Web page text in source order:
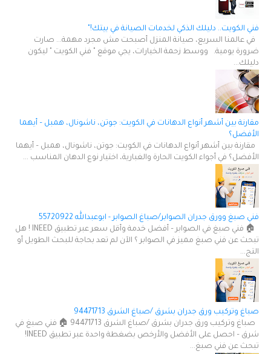
فني الكويت.. دليلك الذكي لخدمات الصيانة في بيتك!"
في عالمنا السريع، صيانة المنزل أصبحت مش مجرد مهمة... صارت
ضرورة يومية. ووسط زحمة الخيارات، يجي موقع " فني الكويت " ليكون
دليلك...
مقارنة بين أشهر أنواع الدهانات في الكويت: جوتن، ناشونال، همبل – أيهما
الأفضل؟
مقارنة بين أشهر أنواع الدهانات في الكويت: جوتن، ناشونال، همبل – أيهما
الأفضل؟ في أجواء الكويت الحارة والغبارية، اختيار نوع الدهان المناسب ...
فني صبغ وورق جدران الصوابر/صباغ الصوابر - ابوعبدالله 55720922
🏠 فني صبغ في الصوابر – أفضل خدمة وأقل سعر عبر تطبيق INEED ! هل
تبحث عن فني صبغ مميز في الصوابر ؟ الآن لم تعد بحاجة للبحث الطويل أو
التج...
صباغ وتركيب ورق جدران بشرق /صباغ الشرق 94471713
صباغ وتركيب ورق جدران بشرق /صباغ الشرق 94471713 🏠 فني صبغ في
شرق – احصل على الأفضل والأرخص بضغطة واحدة عبر تطبيق INEED!
تبحث عن فني صبغ...